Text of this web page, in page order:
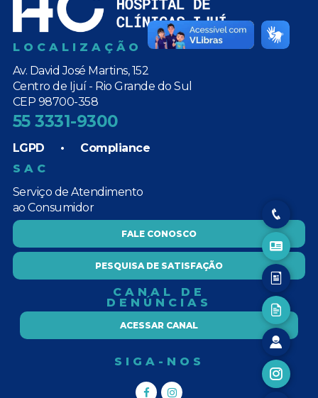
LOCALIZAÇÃO
Av. David José Martins, 152
Centro de Ijuí - Rio Grande do Sul
CEP 98700-358
55 3331-9300
LGPD • Compliance
SAC
Serviço de Atendimento
ao Consumidor
FALE CONOSCO
PESQUISA DE SATISFAÇÃO
CANAL DE
DENÚNCIAS
ACESSAR CANAL
SIGA-NOS